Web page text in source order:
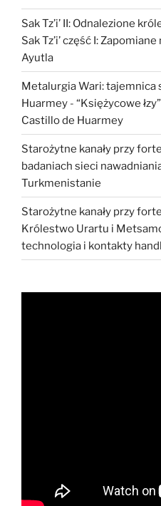
Sak Tz’i’ II: Odnalezione
Sak Tz’i’ część I:
Ayutla
Metalurgia Wari: tajemnica
Huarmey - “Księżycowe
Castillo de Huarmey
Starożytne kanały przy
badaniach sieci
Turkmenistanie
Starożytne kanały przy
Królestwo Urartu i
technologia i kontakty